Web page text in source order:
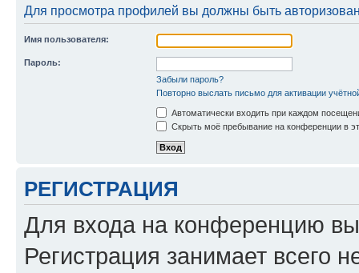
Для просмотра профилей вы должны быть
Имя пользователя:
Пароль:
Забыли пароль?
Повторно выслать письмо для активации
Автоматически входить при каждом
Скрыть моё пребывание на конференции в
РЕГИСТРАЦИЯ
Для входа на конференцию
Регистрация занимает всего